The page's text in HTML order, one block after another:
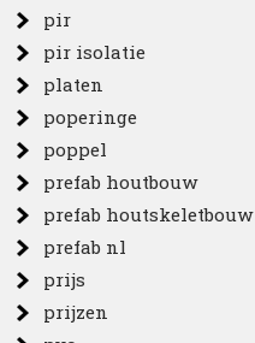
pir
pir isolatie
platen
poperinge
poppel
prefab houtbouw
prefab houtskeletbouw
prefab nl
prijs
prijzen